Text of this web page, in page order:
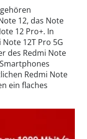
12, das Note
12 Pro+. In
12T Pro 5G
des Redmi Note
Redmi Note
ein flaches